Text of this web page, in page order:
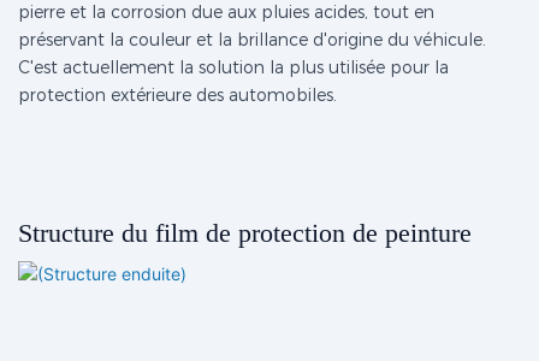
pierre et la corrosion due aux pluies acides, tout en
préservant la couleur et la brillance d'origine du véhicule.
C'est actuellement la solution la plus utilisée pour la
protection extérieure des automobiles.
Structure du film de protection de peinture